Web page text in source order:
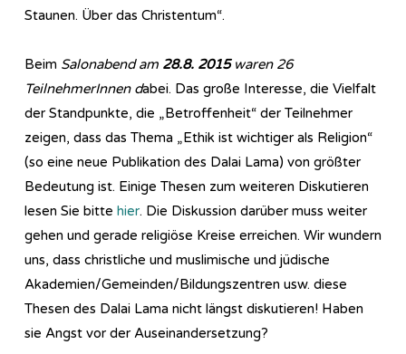
Staunen. Über das Christentum“.
Beim Salonabend am 28.8. 2015waren 26
TeilnehmerInnen dabei. Das große Interesse, die Vielfalt
der Standpunkte, die „Betroffenheit“ der Teilnehmer
zeigen, dass das Thema „Ethik ist wichtiger als Religion“
(so eine neue Publikation des Dalai Lama) von größter
Bedeutung ist. Einige Thesen zum weiteren Diskutieren
lesen Sie bitte hier. Die Diskussion darüber muss weiter
gehen und gerade religiöse Kreise erreichen. Wir wundern
uns, dass christliche und muslimische und jüdische
Akademien/Gemeinden/Bildungszentren usw. diese
Thesen des Dalai Lama nicht längst diskutieren! Haben
sie Angst vor der Auseinandersetzung?